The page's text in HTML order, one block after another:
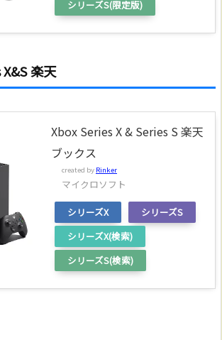
シリーズS(限定版)
楽天
Xbox Series X & Series S 楽天
ブックス
created by Rinker
マイクロソフト
シリーズX
シリーズS
シリーズX(検索)
シリーズS(検索)